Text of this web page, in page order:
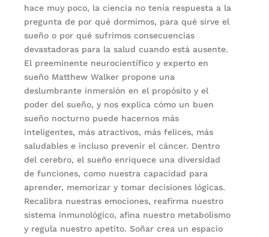
hace muy poco, la ciencia no tenía respuesta a la
pregunta de por qué dormimos, para qué sirve el
sueño o por qué sufrimos consecuencias
devastadoras para la salud cuando está ausente.
El preeminente neurocientífico y experto en
sueño Matthew Walker propone una
deslumbrante inmersión en el propósito y el
poder del sueño, y nos explica cómo un buen
sueño nocturno puede hacernos más
inteligentes, más atractivos, más felices, más
saludables e incluso prevenir el cáncer. Dentro
del cerebro, el sueño enriquece una diversidad
de funciones, como nuestra capacidad para
aprender, memorizar y tomar decisiones lógicas.
Recalibra nuestras emociones, reafirma nuestro
sistema inmunológico, afina nuestro metabolismo
y regula nuestro apetito. Soñar crea un espacio